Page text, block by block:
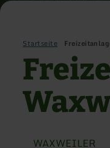
Startseite
WAXWEILER